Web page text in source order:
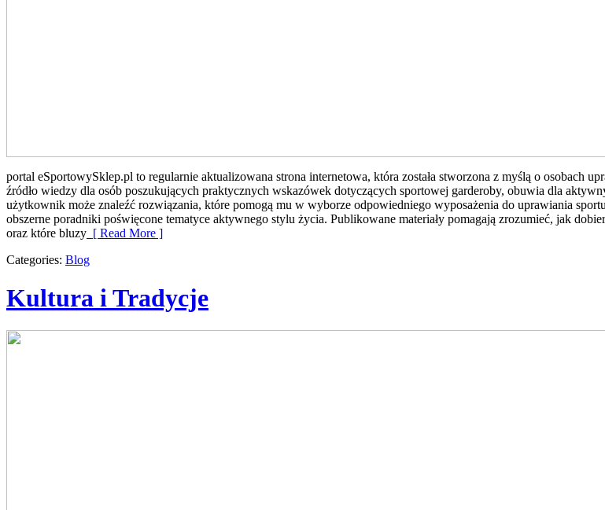
portal eSportowySklep.pl to regularnie aktualizowana strona internetowa, która została stworzona z myślą o osobach
źródło wiedzy dla osób poszukujących praktycznych wskazówek dotyczących sportowej garderoby, obuwia dla
użytkownik może znaleźć rozwiązania, które pomogą mu w wyborze odpowiedniego wyposażenia do uprawiania
obszerne poradniki poświęcone tematyce aktywnego stylu życia. Publikowane materiały pomagają zrozumieć, jak
oraz które bluzy [ Read More ]
Categories: Blog
Kultura i Tradycje